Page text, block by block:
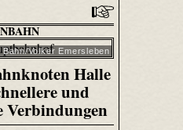
Volker Emersleben
Halle
und
Verbindungen